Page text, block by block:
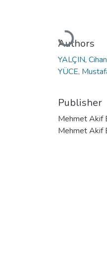
Loading...
Authors
YALÇIN, Cihan
YÜCE,
Publisher
Mehmet Akif
Mehmet Akif